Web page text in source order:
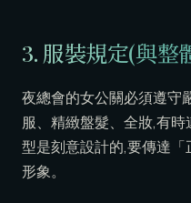
3. 服裝規定(與整
夜總會的女公關必須遵守
服、精緻盤髮、全妝,有
型是刻意設計的,要傳達
形象。